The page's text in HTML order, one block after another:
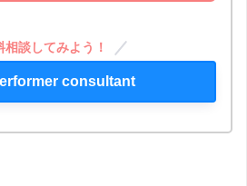
相談してみよう！
consultant